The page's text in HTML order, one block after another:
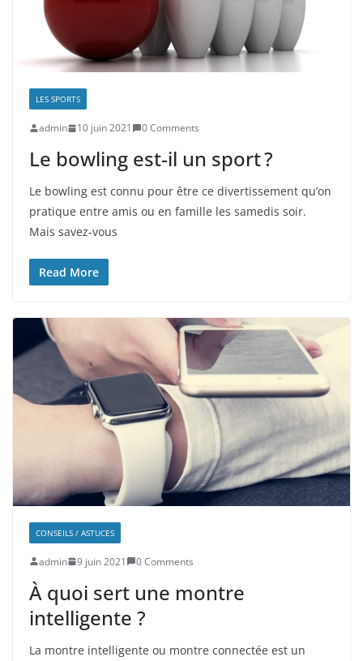
LES SPORTS
admin 10 juin 2021 0 Comments
Le bowling est-il un sport ?
Le bowling est connu pour être ce divertissement qu’on
pratique entre amis ou en famille les samedis soir.
Mais savez-vous
Read More
CONSEILS / ASTUCES
admin 9 juin 2021 0 Comments
À quoi sert une montre
intelligente ?
La montre intelligente ou montre connectée est un